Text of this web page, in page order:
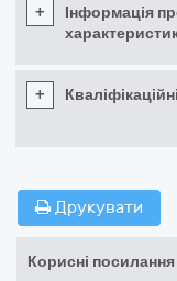
+
Інформація про
+
Друкувати
Корисні посилання